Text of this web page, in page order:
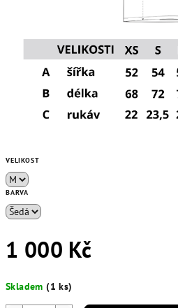
VELIKOST
BARVA
1 000 Kč
cena:
Skladem(1 ks)